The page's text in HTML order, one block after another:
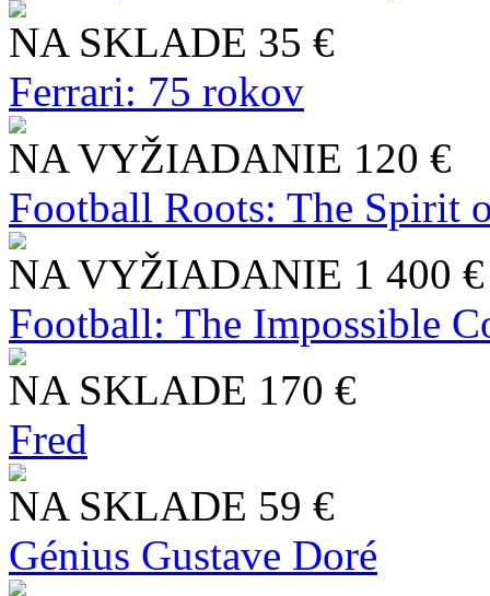
NA SKLADE 35 €
Ferrari: 75 rokov
NA VYŽIADANIE 120 €
Football Roots: The Spirit
NA VYŽIADANIE 1 400 €
Football: The Impossible
NA SKLADE 170 €
Fred
NA SKLADE 59 €
Génius Gustave Doré